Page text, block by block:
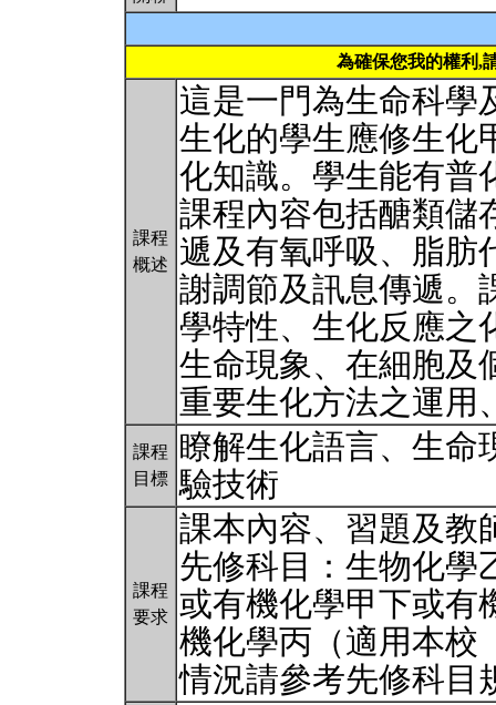
為確保您我的權利,
課程
概述
這是一門為生命科學
生化的學生應修生化
化知識。學生能有普
課程內容包括醣類儲
遞及有氧呼吸、脂肪
謝調節及訊息傳遞。
學特性、生化反應之
生命現象、在細胞及
重要生化方法之運用
課程
目標
瞭解生化語言、生命
驗技術
課程
要求
課本內容、習題及教
先修科目：生物化學
或有機化學甲下或有
機化學丙（適用本校
情況請參考先修科目